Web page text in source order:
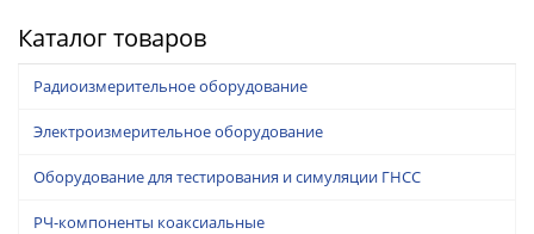
Каталог товаров
Радиоизмерительное оборудование
Электроизмерительное оборудование
Оборудование для тестирования и симуляции ГНСС
РЧ-компоненты коаксиальные